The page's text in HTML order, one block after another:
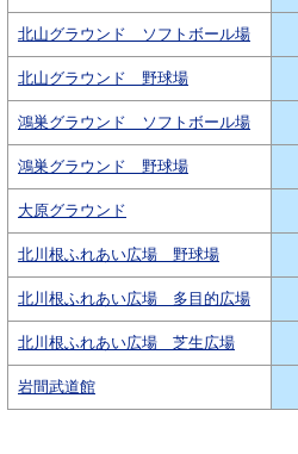
北山グラウンド ソフトボール場
北山グラウンド 野球場
鴻巣グラウンド ソフトボール場
鴻巣グラウンド 野球場
大原グラウンド
北川根ふれあい広場 野球場
北川根ふれあい広場 多目的広場
北川根ふれあい広場 芝生広場
岩間武道館